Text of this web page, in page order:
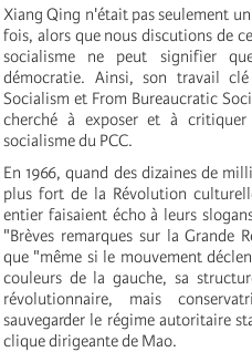
Xiang Qing n'était pas seulement
fois, alors que nous discutions de
socialisme ne peut signifier
démocratie. Ainsi, son travail
Socialism et From Bureaucratic
cherché à exposer et à
socialisme du PCC.
En 1966, quand des dizaines de
plus fort de la Révolution
entier faisaient écho à leurs
"Brèves remarques sur la Grande
que "même si le mouvement
couleurs de la gauche, sa
révolutionnaire, mais
sauvegarder le régime autoritaire
clique dirigeante de Mao.